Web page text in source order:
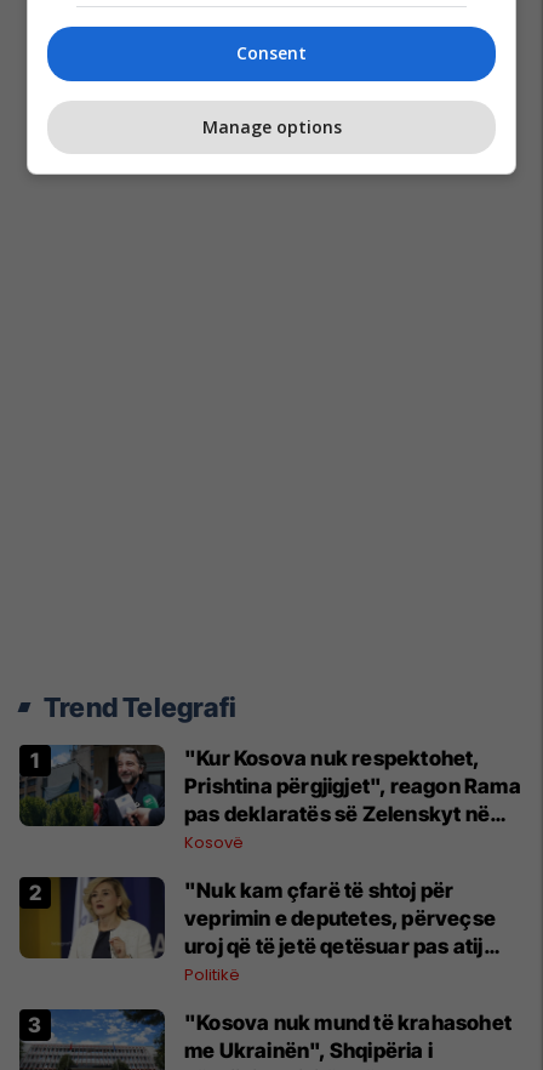
Trend Telegrafi
"Kur Kosova nuk respektohet,
Prishtina përgjigjet", reagon Rama
pas deklaratës së Zelenskyt në
Beograd
Kosovë
"Nuk kam çfarë të shtoj për
veprimin e deputetes, përveçse
uroj që të jetë qetësuar pas atij
momenti", reagon Kusari-Lila
Politikë
"Kosova nuk mund të krahasohet
me Ukrainën", Shqipëria i
Consent
Manage options